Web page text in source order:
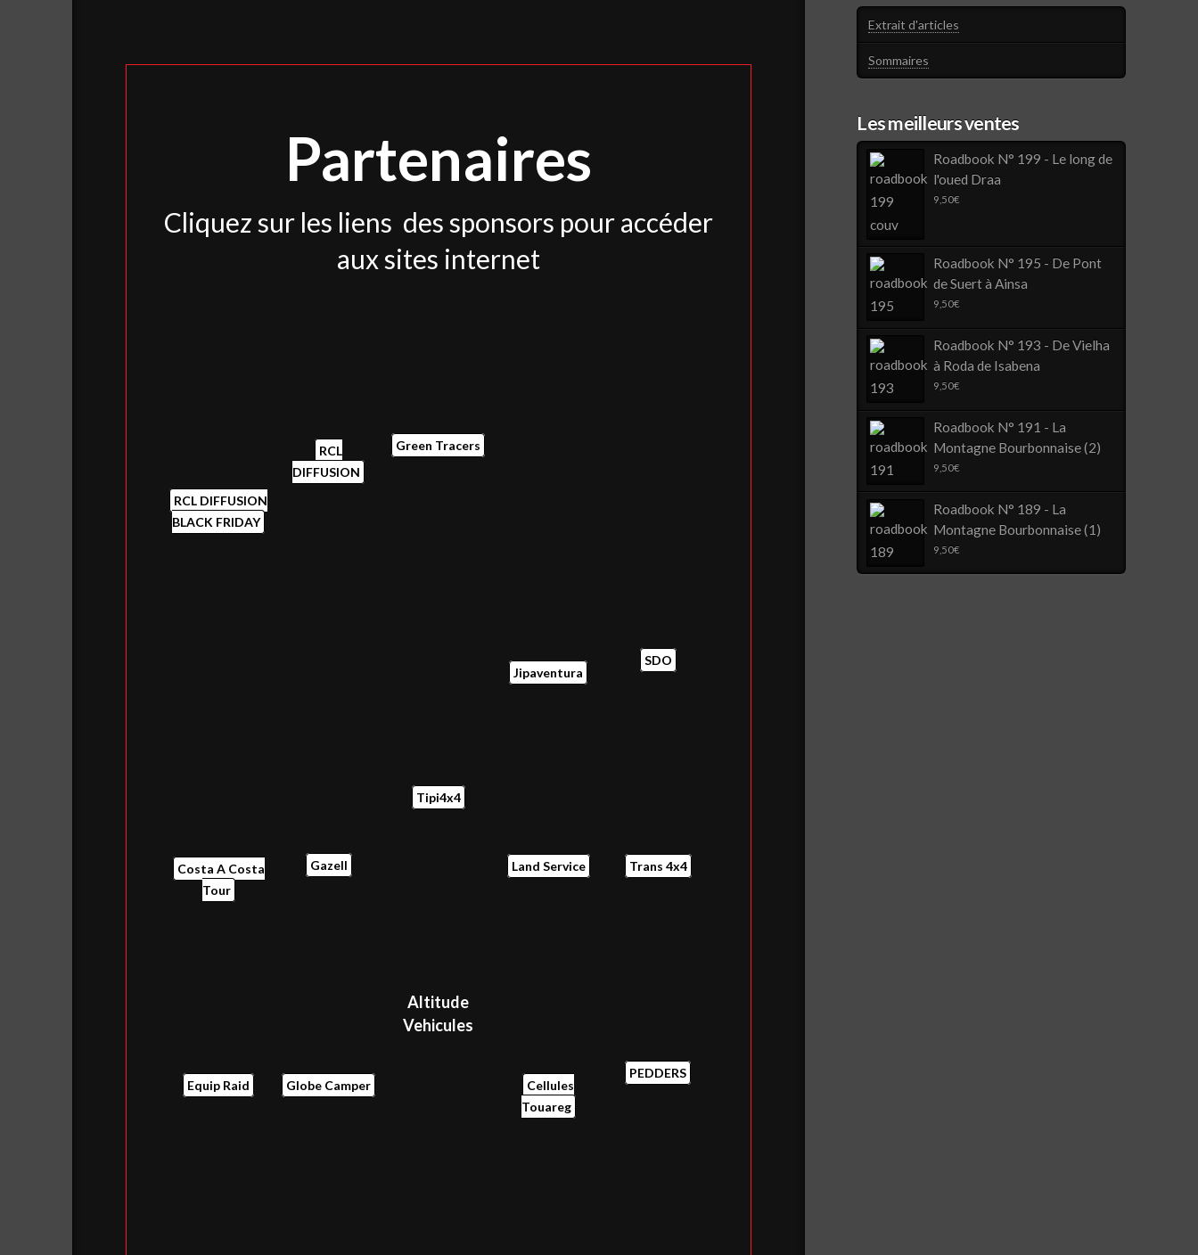
Partenaires
Cliquez sur les liens des sponsors pour accéder
aux sites internet
Altitude
Vehicules
Extrait d'articles
Sommaires
Les meilleurs ventes
Roadbook N° 199 - Le long de
l'oued Draa
9,50€
Roadbook N° 195 - De Pont
de Suert à Ainsa
9,50€
Roadbook N° 193 - De Vielha
à Roda de Isabena
9,50€
Roadbook N° 191 - La
Montagne Bourbonnaise (2)
9,50€
Roadbook N° 189 - La
Montagne Bourbonnaise (1)
9,50€